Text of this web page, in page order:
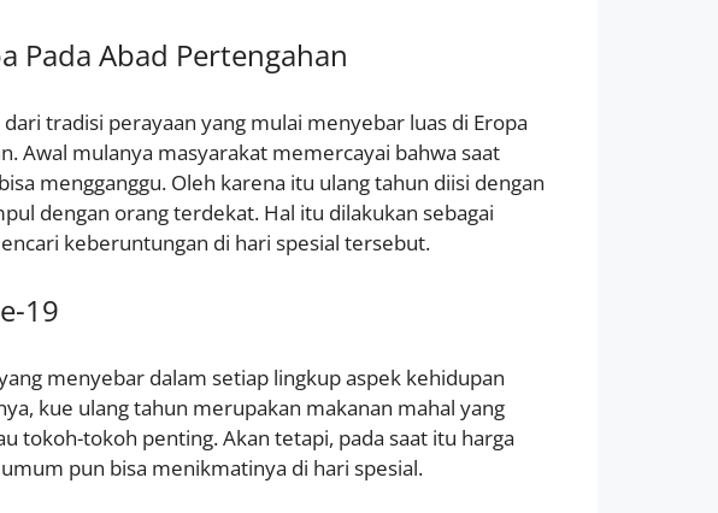
Pada Abad Pertengahan
tradisi perayaan yang mulai menyebar luas di Eropa
Awal mulanya masyarakat memercayai bahwa saat
mengganggu. Oleh karena itu ulang tahun diisi dengan
dengan orang terdekat. Hal itu dilakukan sebagai
keberuntungan di hari spesial tersebut.
19
menyebar dalam setiap lingkup aspek kehidupan
kue ulang tahun merupakan makanan mahal yang
tokoh-tokoh penting. Akan tetapi, pada saat itu harga
pun bisa menikmatinya di hari spesial.